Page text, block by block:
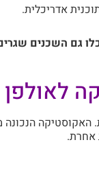
אדריכלית.
גם השכנים
הנכונה
אחרת.